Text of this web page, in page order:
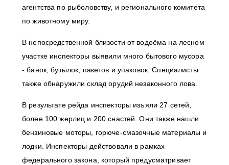
агентства по рыболовству, и регионального комитета
по животному миру.
В непосредственной близости от водоёма на лесном
участке инспекторы выявили много бытового мусора
- банок, бутылок, пакетов и упаковок. Специалисты
также обнаружили склад орудий незаконного лова.
В результате рейда инспекторы изъяли 27 сетей,
более 100 жерлиц и 200 снастей. Они также нашли
бензиновые моторы, горюче-смазочные материалы и
лодки. Инспекторы действовали в рамках
федерального закона, который предусматривает